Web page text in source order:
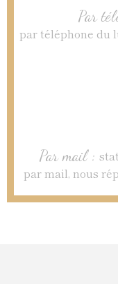
Par
par téléphone du
Par mail :
par mail, nous